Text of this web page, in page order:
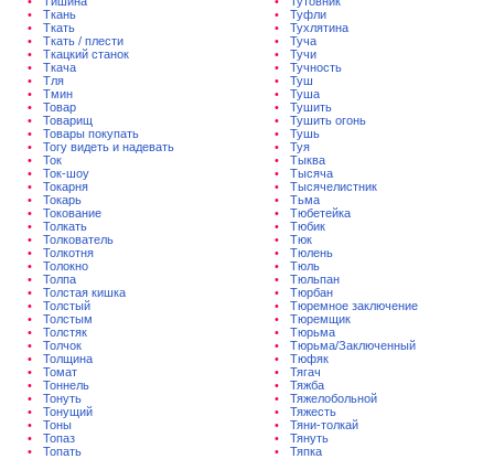
Ткань
Ткать
Ткать / плести
Ткацкий станок
Ткача
Тля
Тмин
Товар
Товарищ
Товары покупать
Тогу видеть и надевать
Ток
Ток-шоу
Токарня
Токарь
Токование
Толкать
Толкователь
Толкотня
Толокно
Толпа
Толстая кишка
Толстый
Толстым
Толстяк
Толчок
Толщина
Томат
Тоннель
Тонуть
Тонущий
Тоны
Топаз
Топать
Туфли
Тухлятина
Туча
Тучи
Тучность
Туш
Туша
Тушить
Тушить огонь
Тушь
Туя
Тыква
Тысяча
Тысячелистник
Тьма
Тюбетейка
Тюбик
Тюк
Тюлень
Тюль
Тюльпан
Тюрбан
Тюремное заключение
Тюремщик
Тюрьма
Тюрьма/Заключенный
Тюфяк
Тягач
Тяжба
Тяжелобольной
Тяжесть
Тяни-толкай
Тянуть
Тяпка